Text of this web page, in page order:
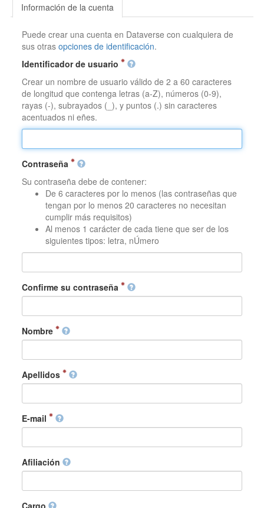
Información de la cuenta
Puede crear una cuenta en Dataverse con cualquiera de
sus otrasopciones de identificación.
Identificador de usuario
Crear un nombre de usuario válido de 2 a 60 caracteres
de longitud que contenga letras (a-Z), números (0-9),
rayas (-), subrayados (_), y puntos (.) sin caracteres
acentuados ni eñes.
Contraseña
Su contraseña debe de contener:
De 6 caracteres por lo menos (las contraseñas que
tengan por lo menos 20 caracteres no necesitan
cumplir más requisitos)
Al menos 1 carácter de cada tiene que ser de los
siguientes tipos: letra, nÚmero
Confirme su contraseña
Nombre
Apellidos
E-mail
Afiliación
Cargo